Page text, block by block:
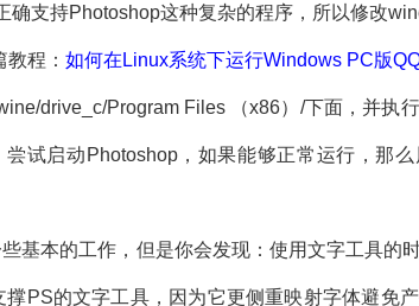
支持Photoshop这种复杂的程序，所以修改
程： 如何在Linux系统下运行Windows PC版
drive_c/Program Files （x86）/下面，并执
试启动Photoshop，如果能够正常运行，那
本的工作，但是你会发现：使用文字工具的
PS的文字工具，因为它更侧重映射字体避免